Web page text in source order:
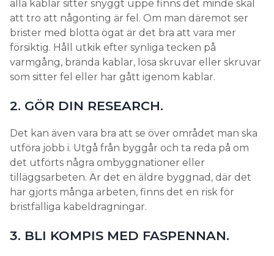
alla kablar sitter snyggt uppe finns det minde skäl
att tro att någonting är fel. Om man däremot ser
brister med blotta ögat är det bra att vara mer
försiktig. Håll utkik efter synliga tecken på
varmgång, brända kablar, lösa skruvar eller skruvar
som sitter fel eller har gått igenom kablar.
2. GÖR DIN RESEARCH.
Det kan även vara bra att se över området man ska
utföra jobb i. Utgå från byggår och ta reda på om
det utförts några ombyggnationer eller
tilläggsarbeten. Är det en äldre byggnad, där det
har gjorts många arbeten, finns det en risk för
bristfälliga kabeldragningar.
3. BLI KOMPIS MED FASPENNAN.